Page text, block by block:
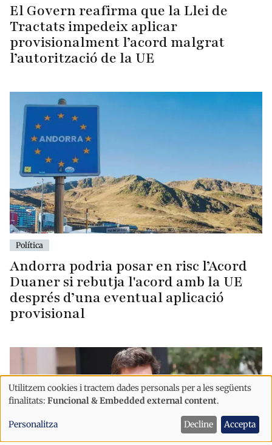
El Govern reafirma que la Llei de
Tractats impedeix aplicar
provisionalment l’acord malgrat
l’autorització de la UE
Política
Andorra podria posar en risc l’Acord
Duaner si rebutja l'acord amb la UE
després d’una eventual aplicació
provisional
Ús
de
dades
Utilitzem cookies i tractem dades personals per a les següents
finalitats: Funcional & Embedded external content.
Personalitza Decline Accepta